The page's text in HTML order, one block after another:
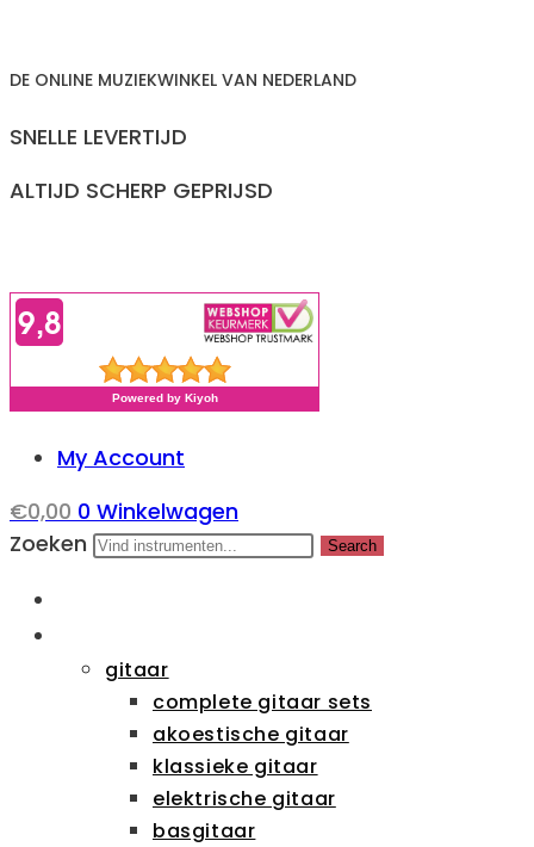
inhoud
DE ONLINE MUZIEKWINKEL VAN NEDERLAND
SNELLE LEVERTIJD
ALTIJD SCHERP GEPRIJSD
My Account
€0,00 0 Winkelwagen
Zoeken
Search
gitaar
complete gitaar sets
akoestische gitaar
klassieke gitaar
elektrische gitaar
basgitaar